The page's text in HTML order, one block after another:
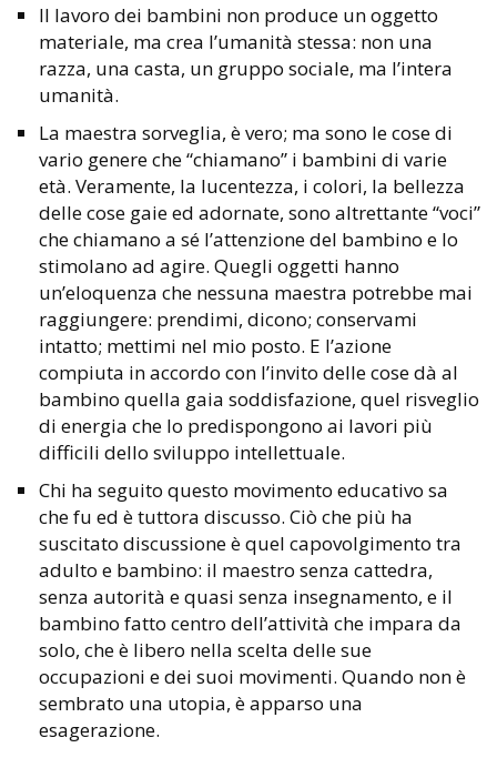
Il lavoro dei bambini non produce un oggetto
materiale, ma crea l’umanità stessa: non una
razza, una casta, un gruppo sociale, ma l’intera
umanità.
La maestra sorveglia, è vero; ma sono le cose di
vario genere che “chiamano” i bambini di varie
età. Veramente, la lucentezza, i colori, la bellezza
delle cose gaie ed adornate, sono altrettante “voci”
che chiamano a sé l’attenzione del bambino e lo
stimolano ad agire. Quegli oggetti hanno
un’eloquenza che nessuna maestra potrebbe mai
raggiungere: prendimi, dicono; conservami
intatto; mettimi nel mio posto. E l’azione
compiuta in accordo con l’invito delle cose dà al
bambino quella gaia soddisfazione, quel risveglio
di energia che lo predispongono ai lavori più
difficili dello sviluppo intellettuale.
Chi ha seguito questo movimento educativo sa
che fu ed è tuttora discusso. Ciò che più ha
suscitato discussione è quel capovolgimento tra
adulto e bambino: il maestro senza cattedra,
senza autorità e quasi senza insegnamento, e il
bambino fatto centro dell’attività che impara da
solo, che è libero nella scelta delle sue
occupazioni e dei suoi movimenti. Quando non è
sembrato una utopia, è apparso una
esagerazione.